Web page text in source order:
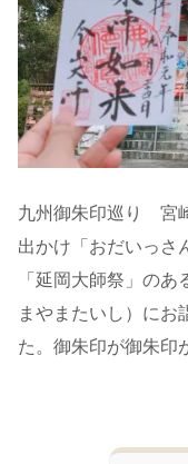
九州御朱印巡り 宮
出かけ「おだいっさ
「延岡大師祭」の
まやまたいし）にお
た。御朱印が御朱印